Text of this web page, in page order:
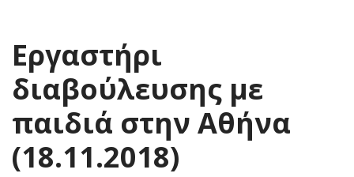
Εργαστήρι
διαβούλευσης με
παιδιά στην Αθήνα
(18.11.2018)